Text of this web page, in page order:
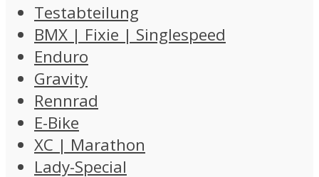
Testabteilung
BMX | Fixie | Singlespeed
Enduro
Gravity
Rennrad
E-Bike
XC | Marathon
Lady-Special